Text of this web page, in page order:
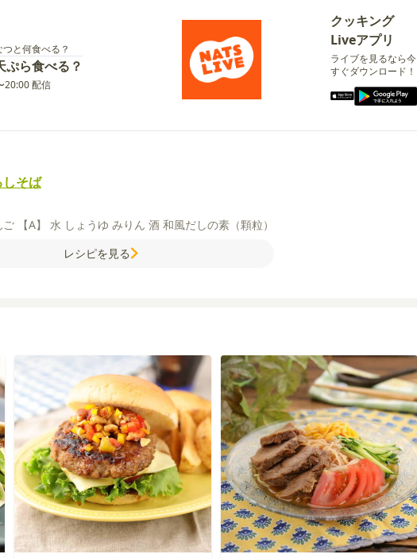
と何食べる？
ぷら食べる？
20:00 配信
クッキング
Liveアプリ
ライブを見るなら今
すぐダウンロード！
そば
ご 【A】 水 しょうゆ みりん 酒 和風だしの素（顆粒）
レシピを見る